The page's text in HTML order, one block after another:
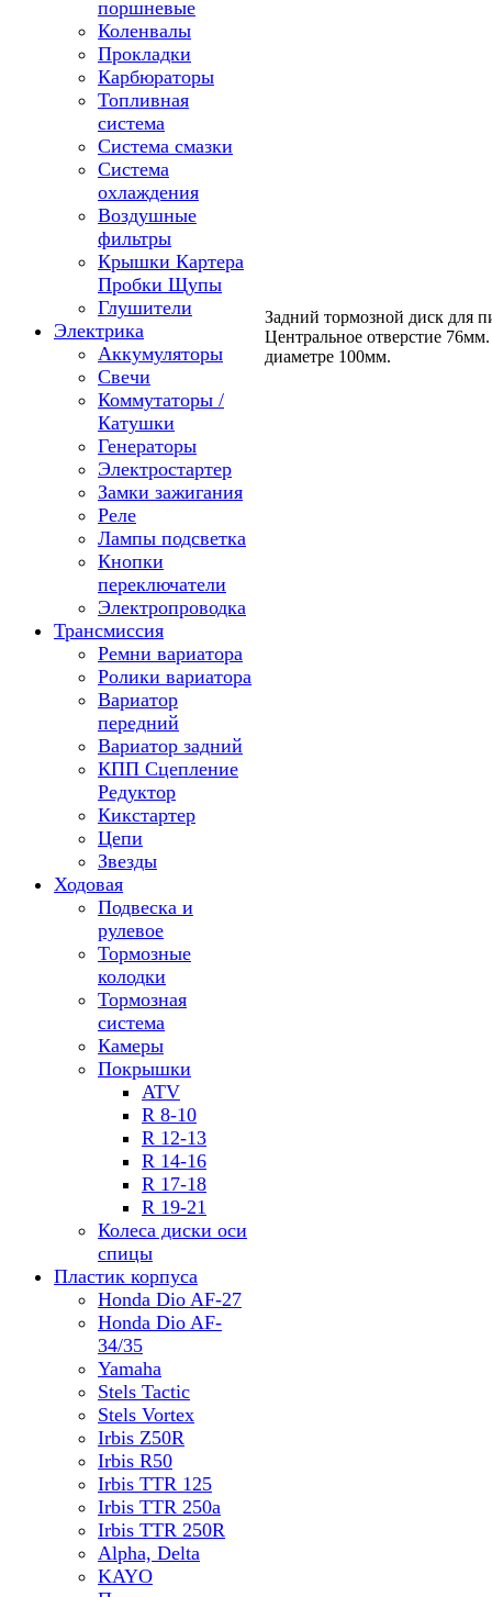
поршневые
Коленвалы
Прокладки
Карбюраторы
Топливная
система
Система смазки
Система
охлаждения
Воздушные
фильтры
Крышки Картера
Пробки Щупы
Глушители
Электрика
Аккумуляторы
Свечи
Коммутаторы /
Катушки
Генераторы
Электростартер
Замки зажигания
Реле
Лампы подсветка
Кнопки
переключатели
Электропроводка
Трансмиссия
Ремни вариатора
Ролики вариатора
Вариатор
передний
Вариатор задний
КПП Сцепление
Редуктор
Кикстартер
Цепи
Звезды
Ходовая
Подвеска и
рулевое
Тормозные
колодки
Тормозная
система
Камеры
Покрышки
ATV
R 8-10
R 12-13
R 14-16
R 17-18
R 19-21
Колеса диски оси
спицы
Пластик корпуса
Honda Dio AF-27
Honda Dio AF-
34/35
Yamaha
Stels Tactic
Stels Vortex
Irbis Z50R
Irbis R50
Irbis TTR 125
Irbis TTR 250a
Irbis TTR 250R
Alpha, Delta
KAYO
Задний тормозной диск для
Центральное отверстие
диаметре 100мм.